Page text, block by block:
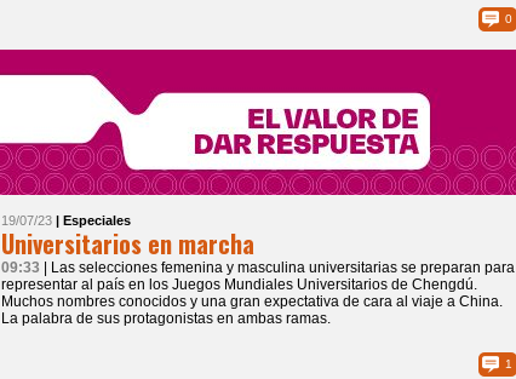
0
19/07/23 | Especiales
Universitarios en marcha
09:33
| Las selecciones femenina y masculina universitarias se preparan para
representar al país en los Juegos Mundiales Universitarios de Chengdú.
Muchos nombres conocidos y una gran expectativa de cara al viaje a China.
La palabra de sus protagonistas en ambas ramas.
1